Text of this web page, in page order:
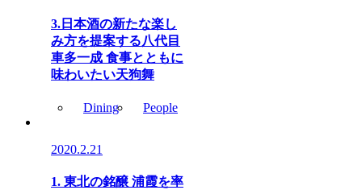
3.日本酒の新たな楽し
み方を提案する八代目
車多一成 食事とともに
味わいたい天狗舞
Dining People
2020.2.21
1. 東北の銘醸 浦霞を率